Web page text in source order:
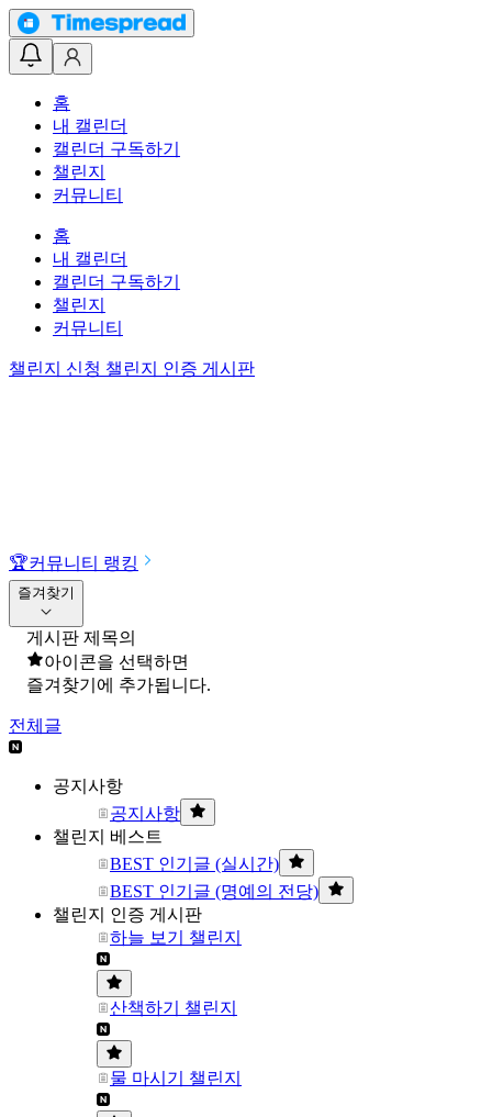
홈
내 캘린더
캘린더 구독하기
챌린지
커뮤니티
홈
내 캘린더
캘린더 구독하기
챌린지
커뮤니티
챌린지 신청 챌린지 인증 게시판
🏆커뮤니티 랭킹
즐겨찾기
게시판 제목의
아이콘을 선택하면
즐겨찾기에 추가됩니다.
전체글
공지사항
공지사항
챌린지 베스트
BEST 인기글 (실시간)
BEST 인기글 (명예의 전당)
챌린지 인증 게시판
하늘 보기 챌린지
산책하기 챌린지
물 마시기 챌린지